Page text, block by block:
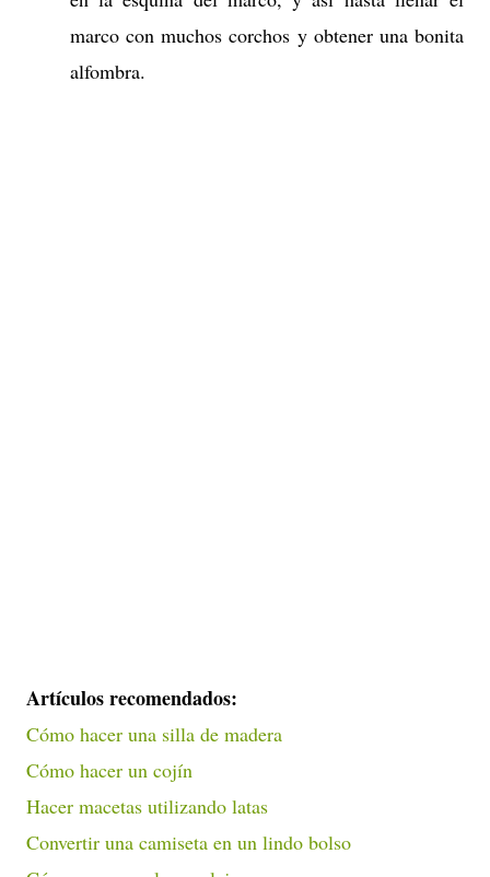
marco con muchos corchos y obtener una bonita
alfombra.
Artículos recomendados:
Cómo hacer una silla de madera
Cómo hacer un cojín
Hacer macetas utilizando latas
Convertir una camiseta en un lindo bolso